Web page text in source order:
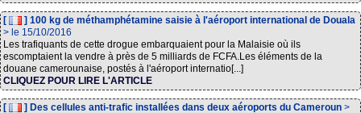
[
] 100 kg de méthamphétamine saisie à l'aéroport international de Douala
> le 15/10/2016
Les trafiquants de cette drogue embarquaient pour la Malaisie où ils
escomptaient la vendre à près de 5 milliards de FCFA.Les éléments de la
douane camerounaise, postés à l'aéroport internatio[...]
CLIQUEZ POUR LIRE L'ARTICLE
[ ] Des cellules anti-trafic installées dans deux aéroports du Cameroun >